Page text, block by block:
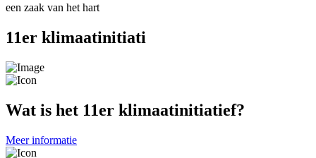
een zaak van het hart
11er klimaatinitiati
Wat is het 11er klimaatinitiatief?
Meer informatie